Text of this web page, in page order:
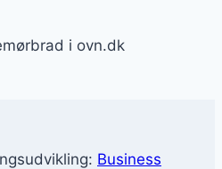
i ovn.dk
Business